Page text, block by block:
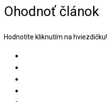
Ohodnoť článok
Hodnotíte kliknutím na hviezdičku!